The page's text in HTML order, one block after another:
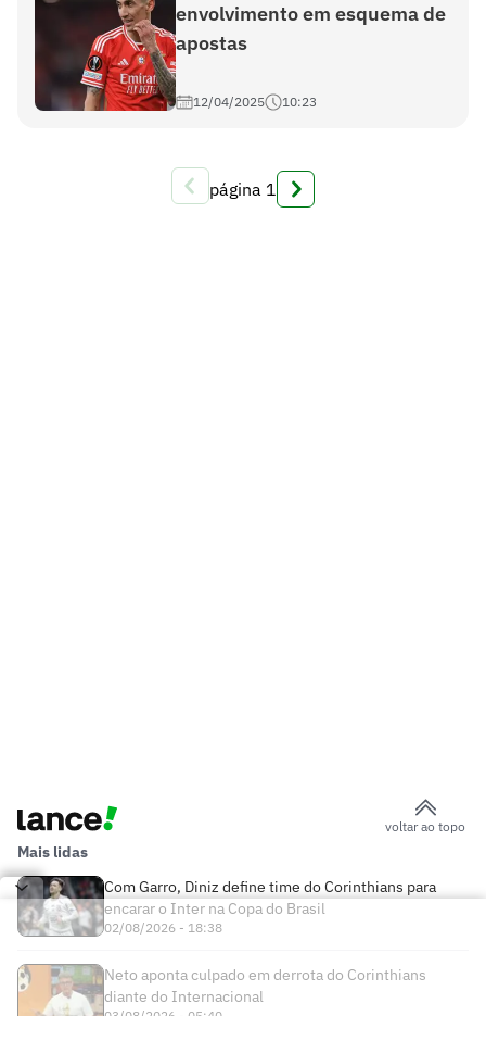
envolvimento em esquema de
apostas
12/04/2025 10:23
página 1
voltar ao topo
Mais lidas
Com Garro, Diniz define time do Corinthians para
encarar o Inter na Copa do Brasil
02/08/2026 - 18:38
Neto aponta culpado em derrota do Corinthians
diante do Internacional
03/08/2026 - 05:40